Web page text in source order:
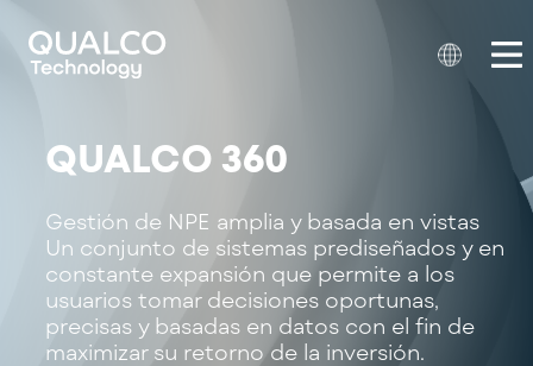
QUALCO 360
Gestión de NPE amplia y basada en vistas
Un conjunto de sistemas prediseñados y en
constante expansión que permite a los
usuarios tomar decisiones oportunas,
precisas y basadas en datos con el fin de
maximizar su retorno de la inversión.